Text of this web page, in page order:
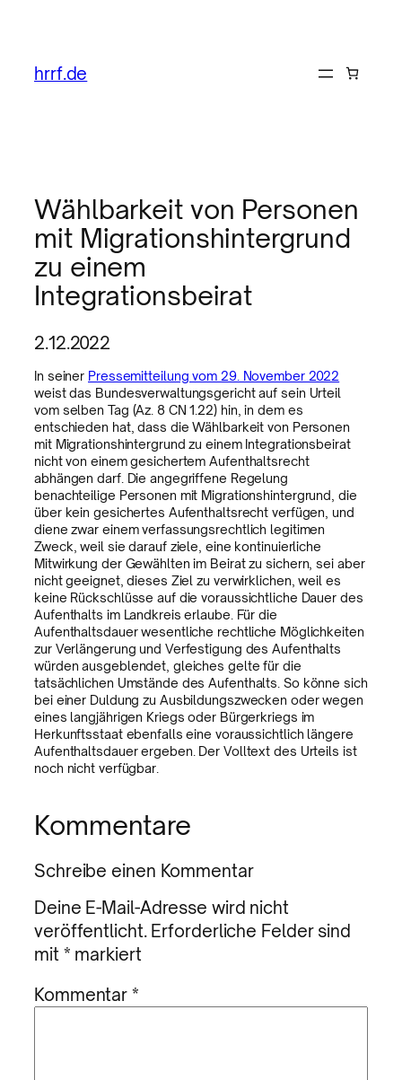
hrrf.de
Wählbarkeit von Personen
mit Migrationshintergrund
zu einem
Integrationsbeirat
2.12.2022
In seiner Pressemitteilung vom 29. November 2022
weist das Bundesverwaltungsgericht auf sein Urteil
vom selben Tag (Az. 8 CN 1.22) hin, in dem es
entschieden hat, dass die Wählbarkeit von Personen
mit Migrationshintergrund zu einem Integrationsbeirat
nicht von einem gesichertem Aufenthaltsrecht
abhängen darf. Die angegriffene Regelung
benachteilige Personen mit Migrationshintergrund, die
über kein gesichertes Aufenthaltsrecht verfügen, und
diene zwar einem verfassungsrechtlich legitimen
Zweck, weil sie darauf ziele, eine kontinuierliche
Mitwirkung der Gewählten im Beirat zu sichern, sei aber
nicht geeignet, dieses Ziel zu verwirklichen, weil es
keine Rückschlüsse auf die voraussichtliche Dauer des
Aufenthalts im Landkreis erlaube. Für die
Aufenthaltsdauer wesentliche rechtliche Möglichkeiten
zur Verlängerung und Verfestigung des Aufenthalts
würden ausgeblendet, gleiches gelte für die
tatsächlichen Umstände des Aufenthalts. So könne sich
bei einer Duldung zu Ausbildungszwecken oder wegen
eines langjährigen Kriegs oder Bürgerkriegs im
Herkunftsstaat ebenfalls eine voraussichtlich längere
Aufenthaltsdauer ergeben. Der Volltext des Urteils ist
noch nicht verfügbar.
Kommentare
Schreibe einen Kommentar
Deine E-Mail-Adresse wird nicht
veröffentlicht. Erforderliche Felder sind
mit * markiert
Kommentar*